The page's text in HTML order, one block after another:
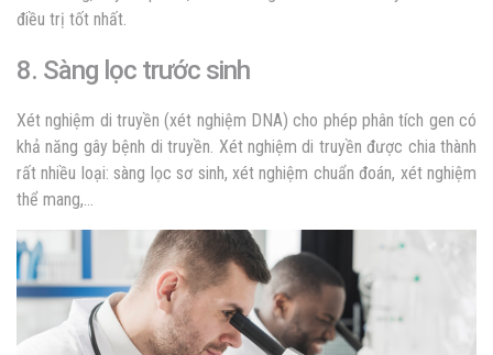
điều trị tốt nhất.
8. Sàng lọc trước sinh
Xét nghiệm di truyền (xét nghiệm DNA) cho phép phân tích gen có
khả năng gây bệnh di truyền. Xét nghiệm di truyền được chia thành
rất nhiều loại: sàng lọc sơ sinh, xét nghiệm chuẩn đoán, xét nghiệm
thể mang,…